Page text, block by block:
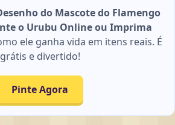
do Mascote do Flamengo
o Urubu Online ou Imprima
ele ganha vida em itens reais. É
grátis e divertido!
Pinte Agora